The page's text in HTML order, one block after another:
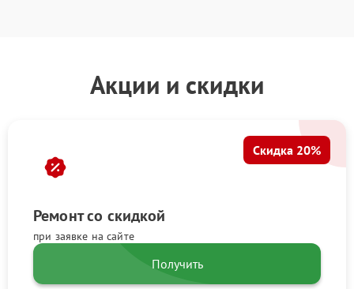
Акции и скидки
Ремонт со скидкой
при заявке на сайте
Скидка 20%
Получить